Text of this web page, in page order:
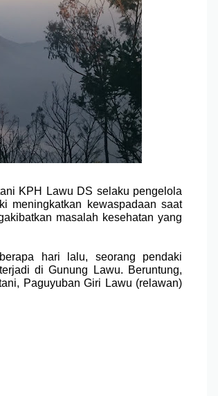
KPH Lawu DS selaku pengelola
meningkatkan kewaspadaan saat
masalah kesehatan yang
hari lalu, seorang pendaki
di Gunung Lawu. Beruntung,
Paguyuban Giri Lawu (relawan)